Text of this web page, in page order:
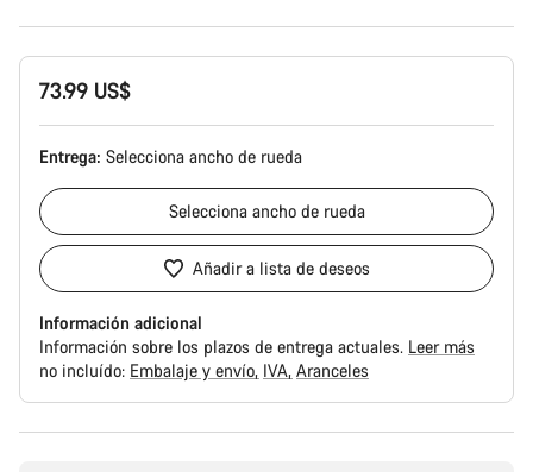
73.99 US$
Entrega: Selecciona ancho de rueda
Selecciona ancho de rueda
Añadir a lista de deseos
Información adicional
Información sobre los plazos de entrega actuales. Leer más
no incluído: Embalaje y envío IVA Aranceles